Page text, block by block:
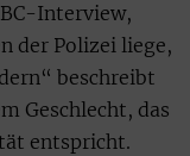
Interview,
der Polizei liege,
beschreibt
Geschlecht, das
entspricht.